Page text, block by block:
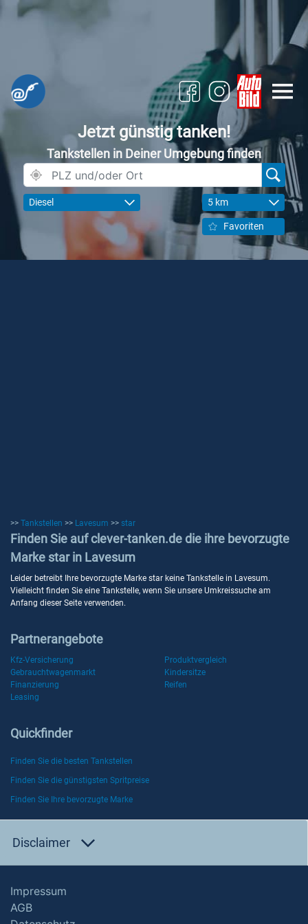
Jetzt günstig tanken!
Tankstellen in Deiner Umgebung finden
Diesel 5 km
Favoriten
>> Tankstellen >> Lavesum >> star
Finden Sie auf clever-tanken.de die ihre bevorzugte
Marke star in Lavesum
Leider betreibt Ihre bevorzugte Marke star keine Tankstelle in Lavesum.
Vielleicht finden Sie eine Tankstelle, wenn Sie unsere Umkreissuche am
Anfang dieser Seite verwenden.
Partnerangebote
Kfz-Versicherung
Produktvergleich
Gebrauchtwagenmarkt
Kindersitze
Finanzierung
Reifen
Leasing
Quickfinder
Finden Sie die besten Tankstellen
Finden Sie die günstigsten Spritpreise
Finden Sie Ihre bevorzugte Marke
Disclaimer
Impressum
AGB